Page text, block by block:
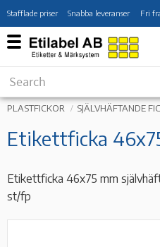
Menu
Stafflade priser Snabba leveranser Fri
PLASTFICKOR SJÄLVHÄFTANDE
Etikettficka
Etikettficka 46x75 mm
st/fp